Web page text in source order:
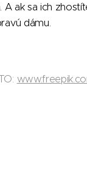
A ak sa ich
dámu.